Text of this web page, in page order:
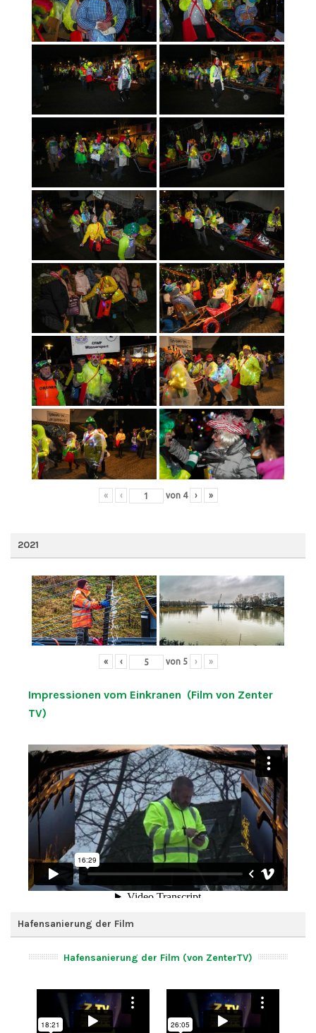
« ‹ von 4 › »
2021
« ‹ von 5 › »
Impressionen vom Einkranen (Film von Zenter
TV)
Hafensanierung der Film
Hafensanierung der Film (von ZenterTV)